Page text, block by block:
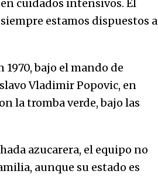
cuidados intensivos. El
estamos dispuestos a
bajo el mando de
Vladimir Popovic, en
la tromba verde, bajo las
azucarera, el equipo no
aunque su estado es